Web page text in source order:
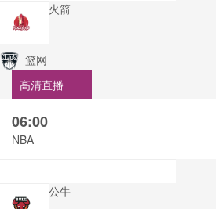
火箭
篮网
高清直播
06:00
NBA
公牛